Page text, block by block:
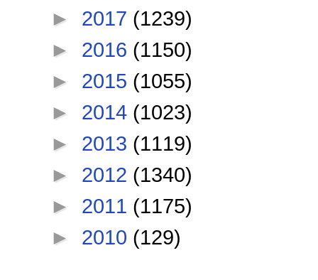
► 2017 (1239)
► 2016 (1150)
► 2015 (1055)
► 2014 (1023)
► 2013 (1119)
► 2012 (1340)
► 2011 (1175)
► 2010 (129)